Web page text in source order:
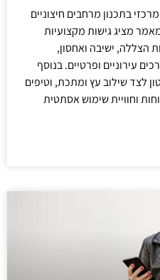
בתכנון מרחבים חיצוניים
מציג גישות מקצועיות
הצללה, ישיבה ואחסון,
עירוניים ופרטיים. בנוסף
לצד שילוב עץ ומתכת, וטיפים
וחוויית שימוש אסתטית